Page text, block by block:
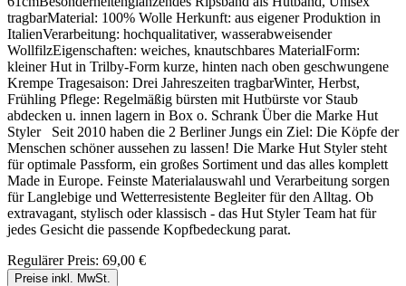
tragbarMaterial: 100% Wolle Herkunft: aus eigener Produktion in
ItalienVerarbeitung: hochqualitativer, wasserabweisender
WollfilzEigenschaften: weiches, knautschbares MaterialForm:
kleiner Hut in Trilby-Form kurze, hinten nach oben geschwungene
Krempe Tragesaison: Drei Jahreszeiten tragbarWinter, Herbst,
Frühling Pflege: Regelmäßig bürsten mit Hutbürste vor Staub
abdecken u. innen lagern in Box o. Schrank Über die Marke Hut
Styler Seit 2010 haben die 2 Berliner Jungs ein Ziel: Die Köpfe der
Menschen schöner aussehen zu lassen! Die Marke Hut Styler steht
für optimale Passform, ein großes Sortiment und das alles komplett
Made in Europe. Feinste Materialauswahl und Verarbeitung sorgen
für Langlebige und Wetterresistente Begleiter für den Alltag. Ob
extravagant, stylisch oder klassisch - das Hut Styler Team hat für
jedes Gesicht die passende Kopfbedeckung parat.
Regulärer Preis: 69,00 €
Preise inkl. MwSt.